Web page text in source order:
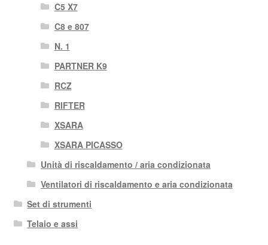
C5 X7
C8 e 807
N. 1
PARTNER K9
RCZ
RIFTER
XSARA
XSARA PICASSO
Unità di riscaldamento / aria condizionata
Ventilatori di riscaldamento e aria condizionata
Set di strumenti
Telaio e assi